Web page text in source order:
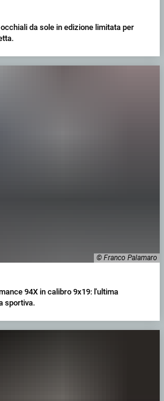
da sole in edizione limitata per
© Franco Palamaro
94X in calibro 9x19: l'ultima
sportiva.